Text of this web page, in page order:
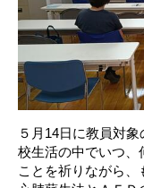
５月14日に教員対
校生活の中でいつ、
ことを祈りながら、